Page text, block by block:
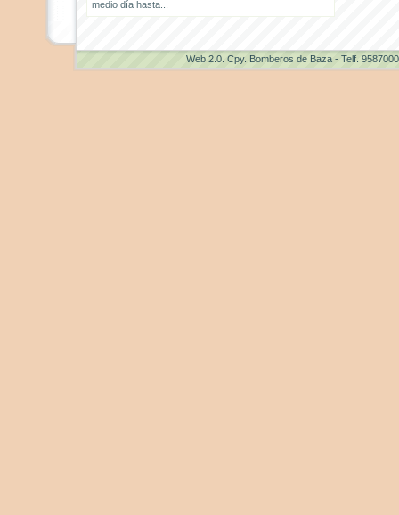
medio día hasta...
Web 2.0 . Cpy. Bomberos de Baza - Telf.